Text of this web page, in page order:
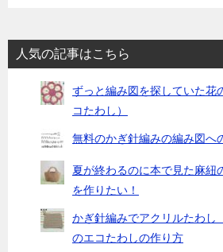
人気の記事はこちら
ずっと編み図を探していた花
コたわし）
無料のかぎ針編みの編み図へ
夏が終わるのに本で見た麻紐
を作りたい！
かぎ針編みでアクリルたわ
のエコたわしの作り方